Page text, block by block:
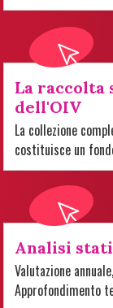
La
dell'OIV
La collezione
costituisce un
Analisi
Valutazione
Approfondimento